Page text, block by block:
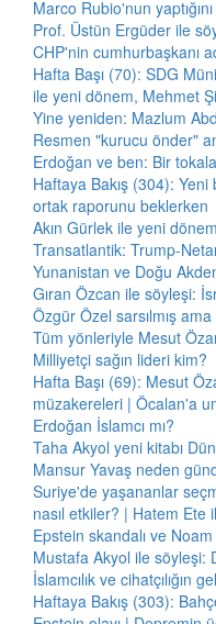
Marco Rubio'nun
Prof. Üstün Ergüder ile
CHP'nin cumhurbaşkanı
Hafta Başı (70): SDG
ile yeni dönem, Mehmet
Yine yeniden: Mazlum
Resmen "kurucu önder"
Erdoğan ve ben: Bir
Haftaya Bakış (304): Yeni
ortak raporunu beklerken
Akın Gürlek ile yeni
Transatlantik: Trump-
Yunanistan ve Doğu
Gıran Özcan ile söyleşi:
Özgür Özel sarsılmış ama
Tüm yönleriyle Mesut
Milliyetçi sağın lideri kim?
Hafta Başı (69): Mesut
müzakereleri | Öcalan'a
Erdoğan İslamcı mı?
Taha Akyol yeni kitabı
Mansur Yavaş neden
Suriye'de yaşananlar
nasıl etkiler? | Hatem Ete
Epstein skandalı ve Noam
Mustafa Akyol ile söyleşi:
İslamcılık ve cihatçılığın
Haftaya Bakış (303):